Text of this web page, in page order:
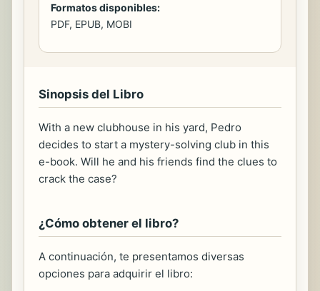
Formatos disponibles:
PDF, EPUB, MOBI
Sinopsis del Libro
With a new clubhouse in his yard, Pedro
decides to start a mystery-solving club in this
e-book. Will he and his friends find the clues to
crack the case?
¿Cómo obtener el libro?
A continuación, te presentamos diversas
opciones para adquirir el libro: